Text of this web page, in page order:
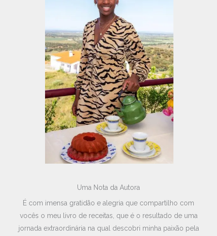
Uma Nota da Autora
É com imensa gratidão e alegria que compartilho com
vocês o meu livro de receitas, que é o resultado de uma
jornada extraordinária na qual descobri minha paixão pela